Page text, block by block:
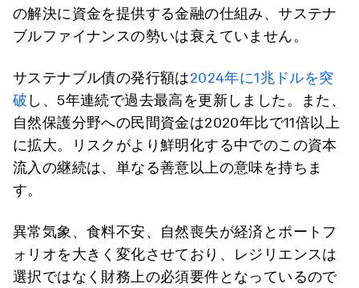
の解決に資金を提供する金融の仕組み、サステナ
ブルファイナンスの勢いは衰えていません。
サステナブル債の発行額は2024年に1兆ドルを突
破 し、5年連続で過去最高を更新しました。また、
自然保護分野への民間資金は2020年比で11倍以上
に拡大。リスクがより鮮明化する中でのこの資本
流入の継続は、単なる善意以上の意味を持ちま
す。
異常気象、食料不安、自然喪失が経済とポートフ
ォリオを大きく変化させており、レジリエンスは
選択ではなく財務上の必須要件となっているので